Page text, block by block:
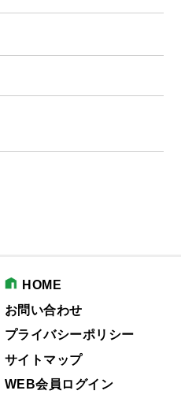
HOME
お問い合わせ
プライバシーポリシー
サイトマップ
WEB会員ログイン